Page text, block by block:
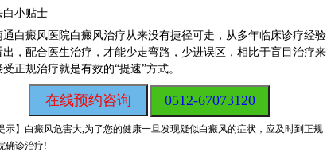
小贴士
癜风医院白癜风治疗从来没有捷径可走，从多年临床诊疗经验
出，配合医生治疗，才能少走弯路，少进误区，相比于盲目治疗来
正规治疗就是有效的“提速”方式。
在线预约咨询 0512-67073120
示】 白癜风危害大,为了您的健康一旦发现疑似白癜风的症状，应及时到正规
确诊治疗!